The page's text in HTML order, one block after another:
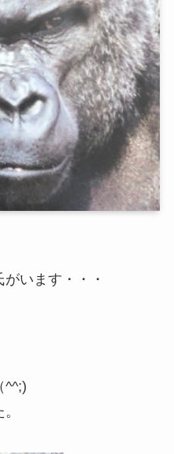
います・・・
^^;)